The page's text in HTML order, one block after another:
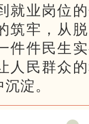
就业岗位
筑牢，从
件件民生
人民群众
淀。